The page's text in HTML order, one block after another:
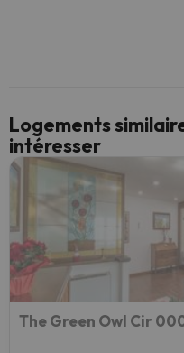
Logements
intéresser
The Green Owl Cir